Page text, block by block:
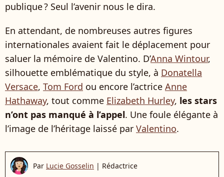
publique ? Seul l’avenir nous le dira.
En attendant, de nombreuses autres figures
internationales avaient fait le déplacement pour
saluer la mémoire de Valentino. D’Anna Wintour,
silhouette emblématique du style, à Donatella
Versace, Tom Ford ou encore l’actrice Anne
Hathaway, tout comme Elizabeth Hurley, les stars
n’ont pas manqué à l’appel. Une foule élégante à
l’image de l’héritage laissé par Valentino.
Par Lucie Gosselin | Rédactrice